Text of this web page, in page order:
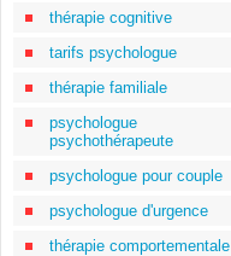
thérapie cognitive
tarifs psychologue
thérapie familiale
psychologue
psychothérapeute
psychologue pour couple
psychologue d'urgence
thérapie comportementale